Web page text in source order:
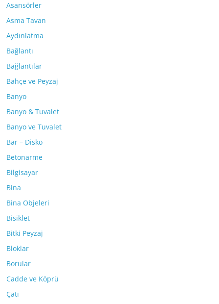
Asansörler
Asma Tavan
Aydınlatma
Bağlantı
Bağlantılar
Bahçe ve Peyzaj
Banyo
Banyo & Tuvalet
Banyo ve Tuvalet
Bar – Disko
Betonarme
Bilgisayar
Bina
Bina Objeleri
Bisiklet
Bitki Peyzaj
Bloklar
Borular
Cadde ve Köprü
Çatı